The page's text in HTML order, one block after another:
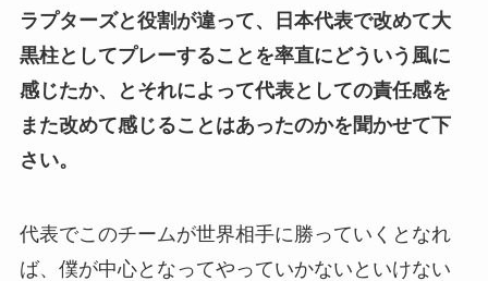
ラプターズと役割が違って、日本代表で改めて大
黒柱としてプレーすることを率直にどういう風に
感じたか、とそれによって代表としての責任感を
また改めて感じることはあったのかを聞かせて下
さい。
代表でこのチームが世界相手に勝っていくとなれ
ば、僕が中心となってやっていかないといけない